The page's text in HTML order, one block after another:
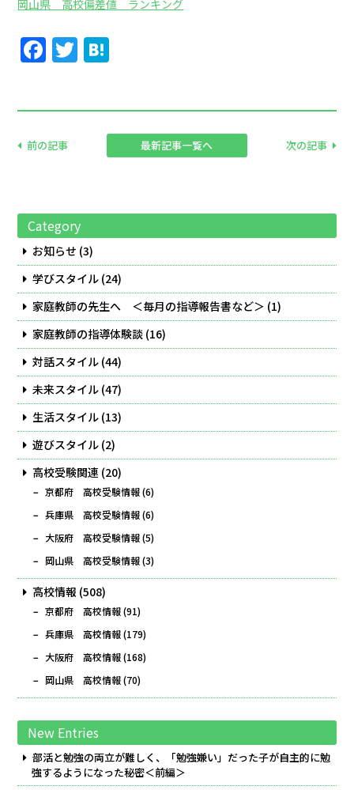
岡山県 高校偏差値 ランキング
Facebook
Twitter
前の記事 最新記事一覧へ 次の記事
Category
お知らせ (3)
学びスタイル (24)
家庭教師の先生へ ＜毎月の指導報告書など＞ (1)
家庭教師の指導体験談 (16)
対話スタイル (44)
未来スタイル (47)
生活スタイル (13)
遊びスタイル (2)
高校受験関連 (20)
京都府 高校受験情報(6)
兵庫県 高校受験情報(6)
大阪府 高校受験情報(5)
岡山県 高校受験情報(3)
高校情報 (508)
京都府 高校情報(91)
兵庫県 高校情報(179)
大阪府 高校情報(168)
岡山県 高校情報(70)
New Entries
部活と勉強の両立が難しく、「勉強嫌い」だった子が自主的に勉
強するようになった秘密＜前編＞